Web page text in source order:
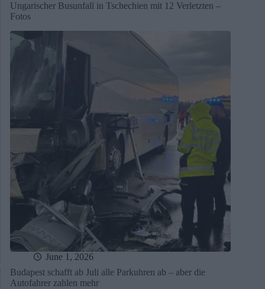
Ungarischer Busunfall in Tschechien mit 12 Verletzten –
Fotos
June 1, 2026
Budapest schafft ab Juli alle Parkuhren ab – aber die
Autofahrer zahlen mehr